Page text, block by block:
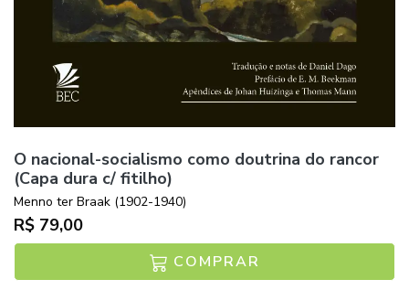
O nacional-socialismo como doutrina do rancor
(Capa dura c/ fitilho)
Menno ter Braak (1902-1940)
R$ 79,00
COMPRAR